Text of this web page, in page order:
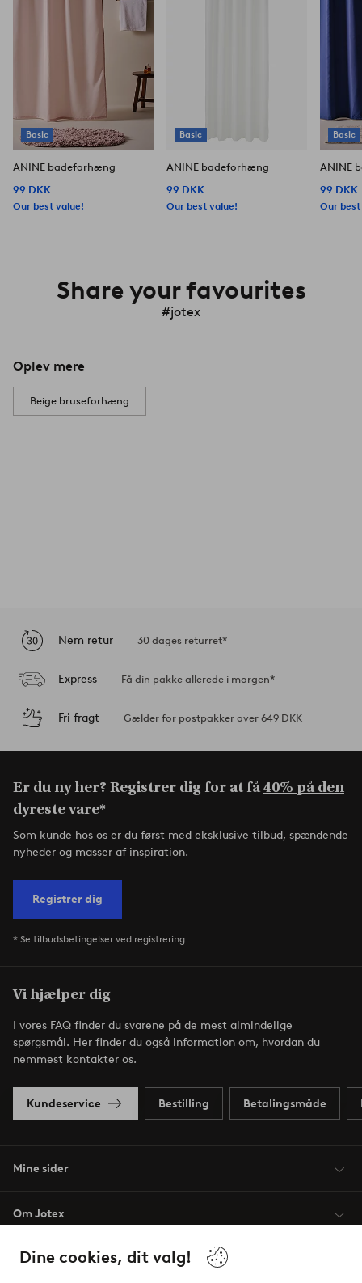
Dine cookies, dit valg!
Basic
ANINE badeforhæng
99 DKK
Our best value!
Basic
ANINE badeforhæng
99 DKK
Our best value!
Basic
ANINE
99 DKK
Our
Share your favourites
#jotex
Oplev mere
Beige bruseforhæng
Nem retur 30 dages returret*
Express Få din pakke allerede i morgen*
Fri fragt Gælder for postpakker over 649 DKK
Er du ny her? Registrer dig for at få40% på den
dyreste vare*
Som kunde hos os er du først med eksklusive tilbud, spændende
nyheder og masser af inspiration.
Registrer dig
* Se tilbudsbetingelser ved registrering
Vi hjælper dig
I vores FAQ finder du svarene på de mest almindelige
spørgsmål. Her finder du også information om, hvordan du
nemmest kontakter os.
Kundeservice Bestilling Betalingsmåde
Mine sider
Om Jotex
Vilkår